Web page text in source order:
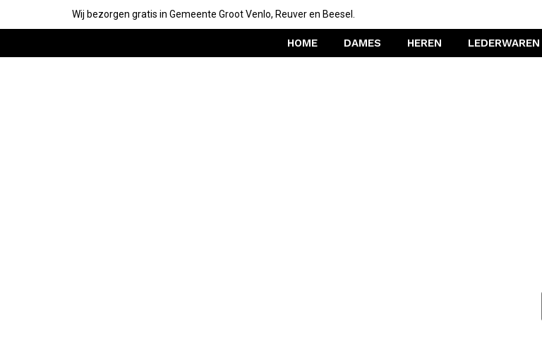
Wij bezorgen gratis in Gemeente Groot Venlo, Reuver en Beesel.
HOME DAMES HEREN LEDERWAREN